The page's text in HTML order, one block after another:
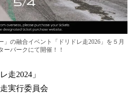
」の融合イベント「ドリドレ走2026」を５月
ーパークにて開催！！
2024」
行委員会